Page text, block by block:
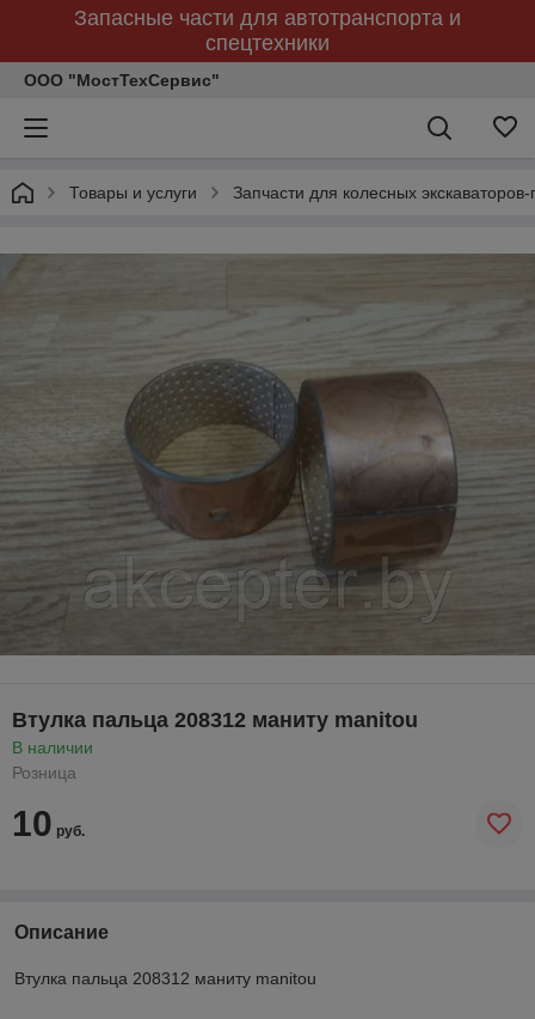
Запасные части для автотранспорта и
спецтехники
ООО "МостТехСервис"
Товары и услуги Запчасти для колесных экскаваторов-
Втулка пальца 208312 маниту manitou
В наличии
Розница
10 руб.
Описание
Втулка пальца 208312 маниту manitou